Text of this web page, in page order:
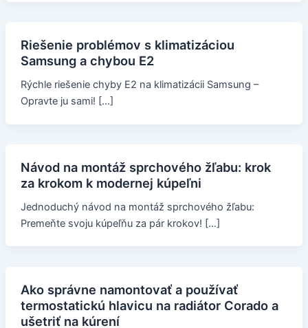
Riešenie problémov s klimatizáciou
Samsung a chybou E2
Rýchle riešenie chyby E2 na klimatizácii Samsung –
Opravte ju sami! […]
Návod na montáž sprchového žľabu: krok
za krokom k modernej kúpeľni
Jednoduchý návod na montáž sprchového žľabu:
Premeňte svoju kúpeľňu za pár krokov! […]
Ako správne namontovať a používať
termostatickú hlavicu na radiátor Corado a
ušetriť na kúrení